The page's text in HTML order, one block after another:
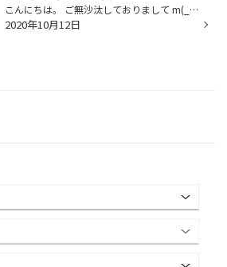
こんにちは。 ご無沙汰しておりまして m(__)m 本日 チョコさつまいもクロワッサンの 差し入れをいただきました(*´∨`*) ありがたく おいしく みんなで おやつタイム( *´艸｀) 美味しい食べ方 レンジで15秒 と あったので やっぱしチャレンジ！ 温めすぎて 熱々のチョコレートが 舌の上に直撃！！(;´Д...
2020年10月12日